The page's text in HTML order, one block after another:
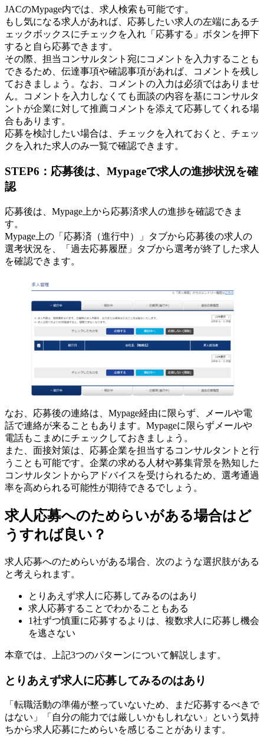
JACのMypage内では、求人検索も可能です。
もし気になる求人があれば、応募したい求人の左端にあるチ
ェックボックスにチェックを入れ「応募する」ボタンを押下
すると自ら応募できます。
その際、担当コンサルタント宛にコメントを入力することも
できるため、伝達事項や確認事項があれば、コメントを残し
ておきましょう。なお、コメントの入力は必須ではありませ
ん。コメントを入力しなくても面談の内容を基にコンサルタ
ントが企業に対して推薦コメントを添えて応募してくれる場
合もあります。
応募を検討したい場合は、チェックを入れておくと、チェッ
クを入れた求人のみ一覧で確認できます。
STEP6：応募後は、Mypageで求人の進捗状況を確
認
応募後は、Mypage上から応募済求人の進捗を確認できま
す。
Mypage上の「応募済（進行中）」タブから応募後の求人の
選考状況を、「過去応募履歴」タブから選考が終了した求人
を確認できます。
なお、応募後の連絡は、Mypage経由に限らず、メールや電
話で連絡が来ることもあります。Mypageに限らずメールや
電話もこまめにチェックしておきましょう。
また、面接対策は、応募企業を担当するコンサルタントと行
うことも可能です。企業の求める人材や募集背景を熟知した
コンサルタントからアドバイスを受けられるため、選考通過
率を高められる可能性が期待できるでしょう。
求人応募へのためらいがある場合はど
うすれば良い？
求人応募へのためらいがある場合、次のような選択肢がある
と考えられます。
とりあえず求人に応募してみるのはあり
求人応募することでわかることもある
1社ずつ慎重に応募するよりは、複数求人に応募し機会
を逃さない
本章では、上記3つのパターンについて解説します。
とりあえず求人に応募してみるのはあり
「転職活動の準備が整っていないため、まだ応募するべきで
はない」「自分の能力では厳しいかもしれない」という気持
ちから求人応募にためらいを感じることがあります。